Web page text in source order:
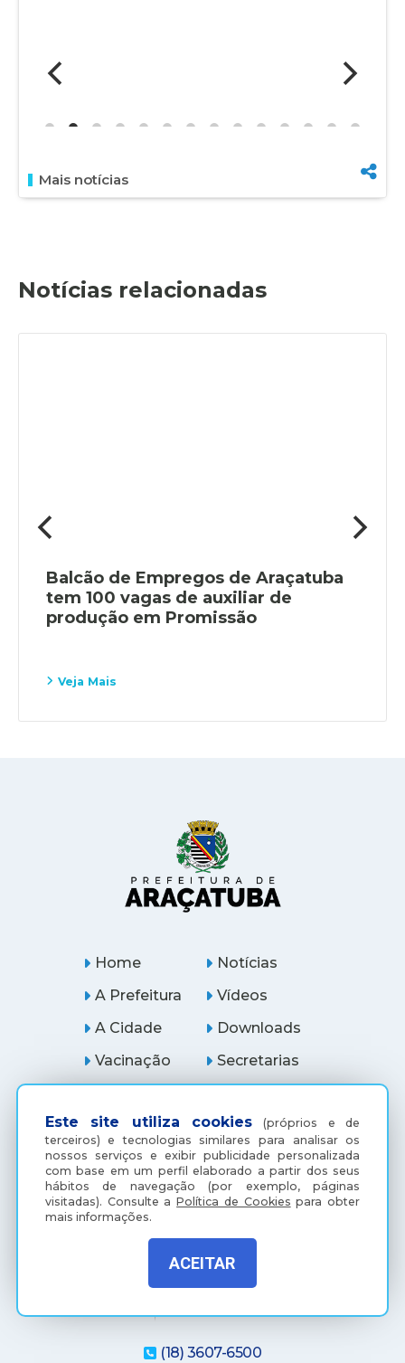
Mais notícias
Notícias relacionadas
Balcão de Empregos de Araçatuba
tem 100 vagas de auxiliar de
produção em Promissão
Veja Mais
Este site utiliza cookies (próprios e de
terceiros) e tecnologias similares para analisar os
nossos serviços e exibir publicidade personalizada
com base em um perfil elaborado a partir dos seus
hábitos de navegação (por exemplo, páginas
visitadas). Consulte aPolítica de Cookies para obter
mais informações.
ACEITAR
Home
A Prefeitura
A Cidade
Notícias
Vídeos
Downloads
Vacinação
Licitações
Secretarias
Araçatuba Digital
(18) 3607-6500